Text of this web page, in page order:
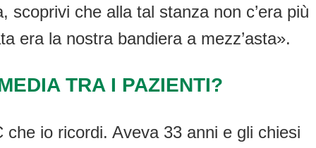
che alla tal stanza non c’era più
era la nostra bandiera a mezz’asta».
TRA I PAZIENTI?
io ricordi. Aveva 33 anni e gli chiesi